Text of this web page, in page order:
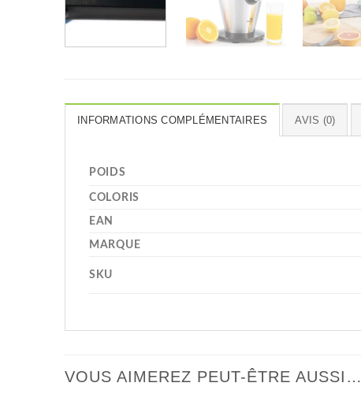
INFORMATIONS COMPLÉMENTAIRES AVIS (0)
POIDS
COLORIS
EAN
MARQUE
SKU
VOUS AIMEREZ PEUT-ÊTRE AUSSI…